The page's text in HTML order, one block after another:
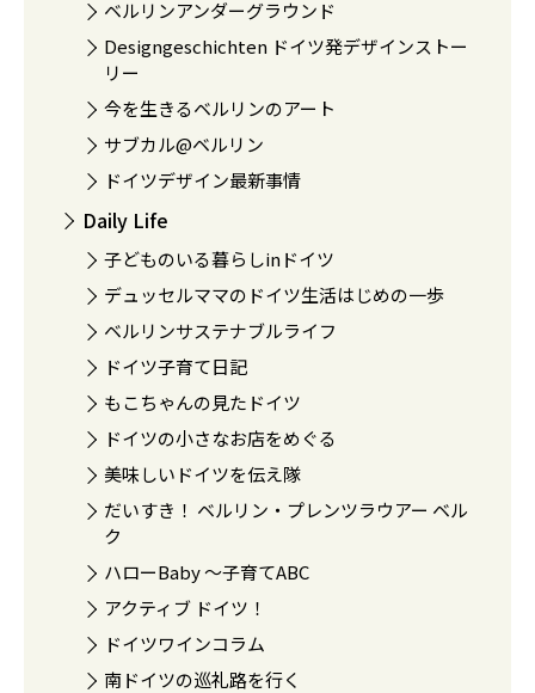
ベルリンアンダーグラウンド
Designgeschichten ドイツ発デザインストー
リー
今を生きるベルリンのアート
サブカル@ベルリン
ドイツデザイン最新事情
Daily Life
子どものいる暮らしinドイツ
デュッセルママのドイツ生活はじめの一歩
ベルリンサステナブルライフ
ドイツ子育て日記
もこちゃんの見たドイツ
ドイツの小さなお店をめぐる
美味しいドイツを伝え隊
だいすき！ ベルリン・プレンツラウアー ベル
ク
ハローBaby 〜子育てABC
アクティブ ドイツ！
ドイツワインコラム
南ドイツの巡礼路を行く